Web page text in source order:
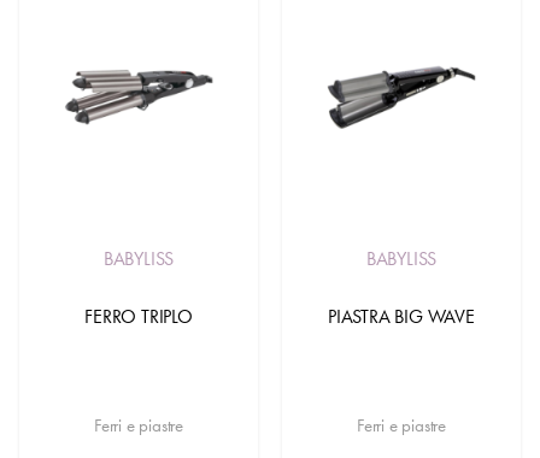
BABYLISS
FERRO TRIPLO
Ferri e piastre
BABYLISS
PIASTRA BIG WAVE
Ferri e piastre